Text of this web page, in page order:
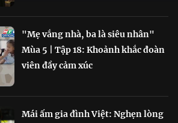
"Mẹ vắng nhà, ba là siêu nhân"
Mùa 5 | Tập 18: Khoảnh khắc đoàn
viên đầy cảm xúc
Mái ấm gia đình Việt: Nghẹn lòng